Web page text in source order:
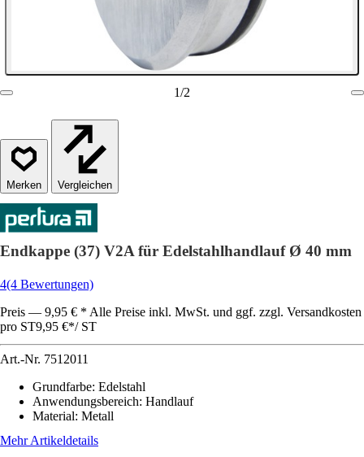
1/2
Vergleichen
Endkappe (37) V2A für Edelstahlhandlauf Ø 40 mm
4(4 Bewertungen)
Preis — 9,95 € * Alle Preise inkl. MwSt. und ggf. zzgl. Versandkosten
pro ST9,95 €*/ ST
Art.-Nr. 7512011
Grundfarbe: Edelstahl
Anwendungsbereich: Handlauf
Material: Metall
Mehr Artikeldetails